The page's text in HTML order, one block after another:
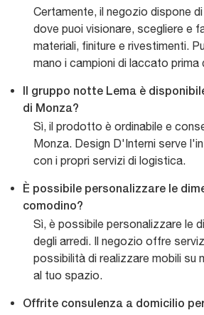
Certamente, il negozio dispone
dove puoi visionare, scegliere e
materiali, finiture e rivestimenti.
mano i campioni di laccato prima
Il gruppo notte Lema è
di Monza?
Sì, il prodotto è ordinabile e
Monza. Design D'Interni serve
con i propri servizi di logistica.
È possibile personalizzare le
comodino?
Sì, è possibile personalizzare le
degli arredi. Il negozio offre
possibilità di realizzare mobili su
al tuo spazio.
Offrite consulenza a domicilio